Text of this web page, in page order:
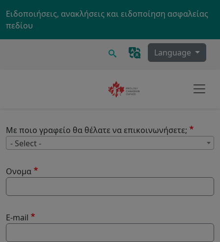
Ειδοποιήσεις, ανακλήσεις και ειδοποίηση ασφαλείας
πεδίου
Ερευνα Language
Με ποιο γραφείο θα θέλατε να επικοινωνήσετε;
- Select -
Ονομα
E-mail